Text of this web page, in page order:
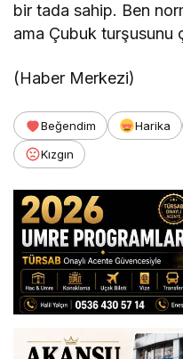
bir tada sahip. Ben
ama Çubuk turşusunu
(Haber Merkezi)
Beğendim Harika
Kızgın